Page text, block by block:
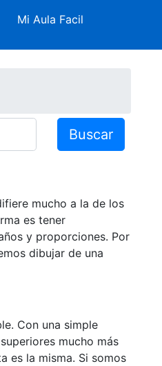
Mi Aula Facil
Buscar
mucho a la de los
es tener
y proporciones. Por
dibujar de una
Con una simple
mucho más
es la misma. Si somos